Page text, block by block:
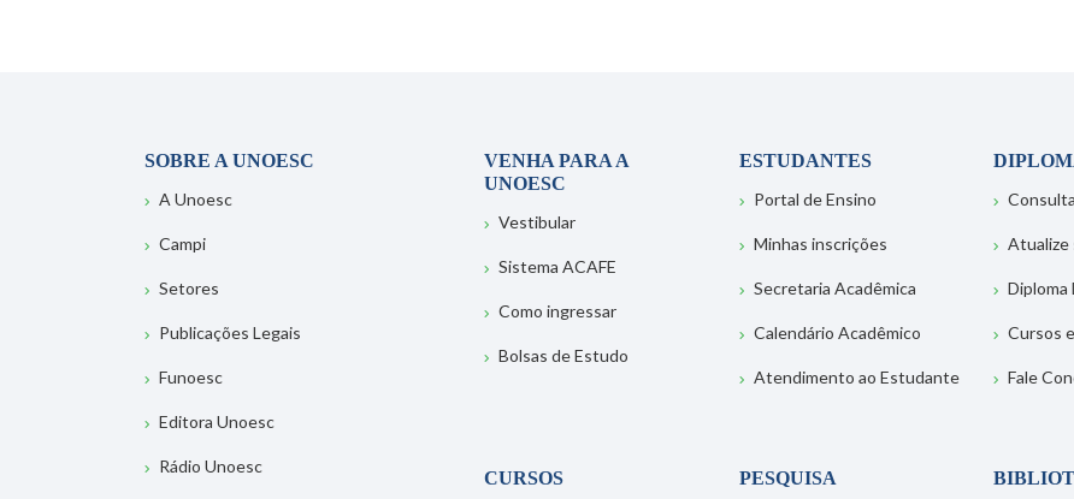
SOBRE A UNOESC
A Unoesc
Campi
Setores
Publicações Legais
Funoesc
Editora Unoesc
Rádio Unoesc
VENHA PARA A
UNOESC
Vestibular
Sistema ACAFE
Como ingressar
Bolsas de Estudo
ESTUDANTES
Portal de Ensino
Minhas inscrições
Secretaria Acadêmica
Calendário Acadêmico
Atendimento ao Estudante
Atualize
Diploma
Cursos
Fale
CURSOS
PESQUISA